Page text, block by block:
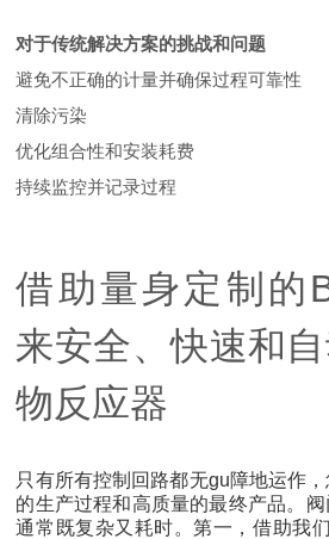
对于传统解决方案的挑战和问题
避免不正确的计量并确保过程可靠性
清除污染
优化组合性和安装耗费
持续监控并记录过程
借助量身定制的
来安全、快速和
物反应器
只有所有控制回路都无gu障地运作
的生产过程和高质量的最终产品。
通常既复杂又耗时。第一，借助我